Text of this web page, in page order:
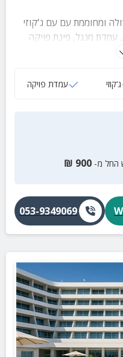
ומחוממת עם עם ג'קוזי
עמדת מנגל, פינת פויקה
ג‘קוזי עמדת פויקה
החל מ- 900
₪
053-9349069